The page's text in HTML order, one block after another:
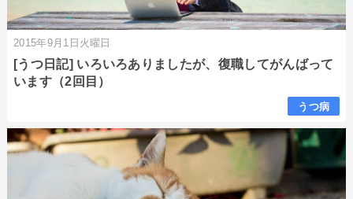
2015年9月1日火曜日
[うつ日記] いろいろありましたが、復職してがんばって
います（2回目）
うつ病